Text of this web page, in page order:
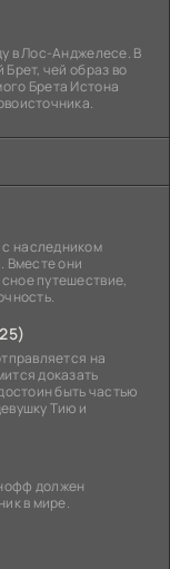
в Лос-Анджелесе. В
чей образ во
Брета Истона
наследником
Вместе они
путешествие,
на
доказать
быть частью
Тию и
должен
в мире.